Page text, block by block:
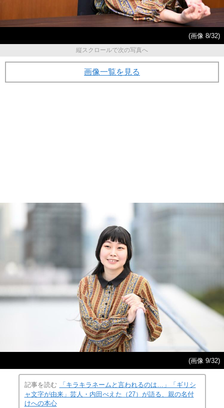
(画像 8/32)
縦スクロールで次の写真へ
画像一覧を見る
(画像 9/32)
記事を読む
「キラキラネームと言われるのは…」「ギリシ
ャ文字が由来」芸人・内田べえた（27）が語る、親の名付
けへの本心